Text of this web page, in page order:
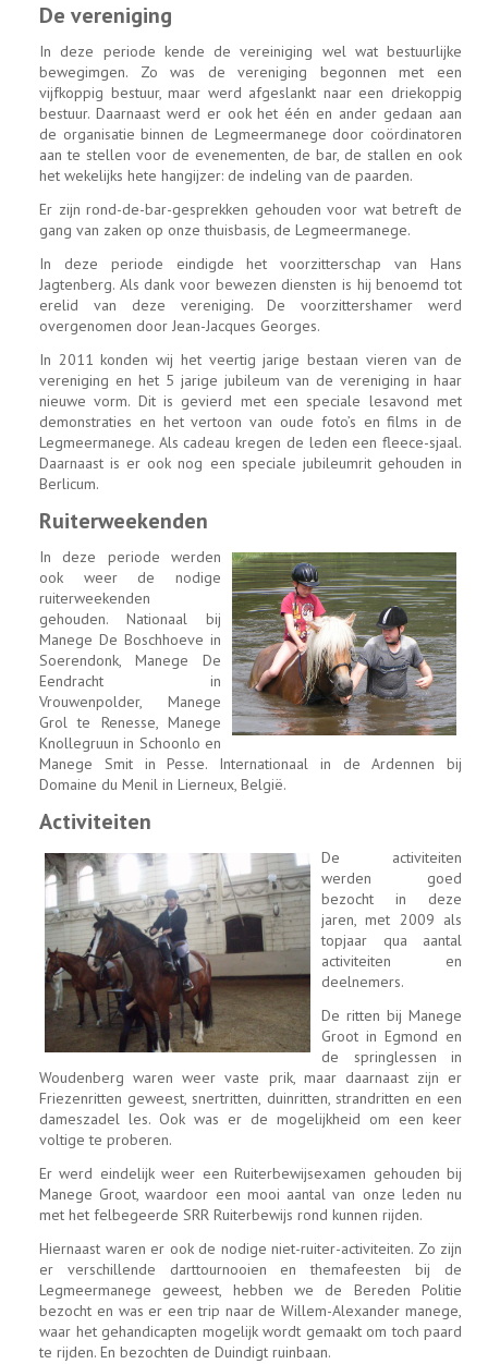
De vereniging
In deze periode kende de vereiniging wel wat bestuurlijke
bewegimgen. Zo was de vereniging begonnen met een
vijfkoppig bestuur, maar werd afgeslankt naar een driekoppig
bestuur. Daarnaast werd er ook het één en ander gedaan aan
de organisatie binnen de Legmeermanege door coördinatoren
aan te stellen voor de evenementen, de bar, de stallen en ook
het wekelijks hete hangijzer: de indeling van de paarden.
Er zijn rond-de-bar-gesprekken gehouden voor wat betreft de
gang van zaken op onze thuisbasis, de Legmeermanege.
In deze periode eindigde het voorzitterschap van Hans
Jagtenberg. Als dank voor bewezen diensten is hij benoemd tot
erelid van deze vereniging. De voorzittershamer werd
overgenomen door Jean-Jacques Georges.
In 2011 konden wij het veertig jarige bestaan vieren van de
vereniging en het 5 jarige jubileum van de vereniging in haar
nieuwe vorm. Dit is gevierd met een speciale lesavond met
demonstraties en het vertoon van oude foto’s en films in de
Legmeermanege. Als cadeau kregen de leden een fleece-sjaal.
Daarnaast is er ook nog een speciale jubileumrit gehouden in
Berlicum.
Ruiterweekenden
In deze periode werden
ook weer de nodige
ruiterweekenden
gehouden. Nationaal bij
Manege De Boschhoeve in
Soerendonk, Manege De
Eendracht in
Vrouwenpolder, Manege
Grol te Renesse, Manege
Knollegruun in Schoonlo en
Manege Smit in Pesse. Internationaal in de Ardennen bij
Domaine du Menil in Lierneux, België.
Activiteiten
De activiteiten
werden goed
bezocht in deze
jaren, met 2009 als
topjaar qua aantal
activiteiten en
deelnemers.
De ritten bij Manege
Groot in Egmond en
de springlessen in
Woudenberg waren weer vaste prik, maar daarnaast zijn er
Friezenritten geweest, snertritten, duinritten, strandritten en een
dameszadel les. Ook was er de mogelijkheid om een keer
voltige te proberen.
Er werd eindelijk weer een Ruiterbewijsexamen gehouden bij
Manege Groot, waardoor een mooi aantal van onze leden nu
met het felbegeerde SRR Ruiterbewijs rond kunnen rijden.
Hiernaast waren er ook de nodige niet-ruiter-activiteiten. Zo zijn
er verschillende darttournooien en themafeesten bij de
Legmeermanege geweest, hebben we de Bereden Politie
bezocht en was er een trip naar de Willem-Alexander manege,
waar het gehandicapten mogelijk wordt gemaakt om toch paard
te rijden. En bezochten de Duindigt ruinbaan.